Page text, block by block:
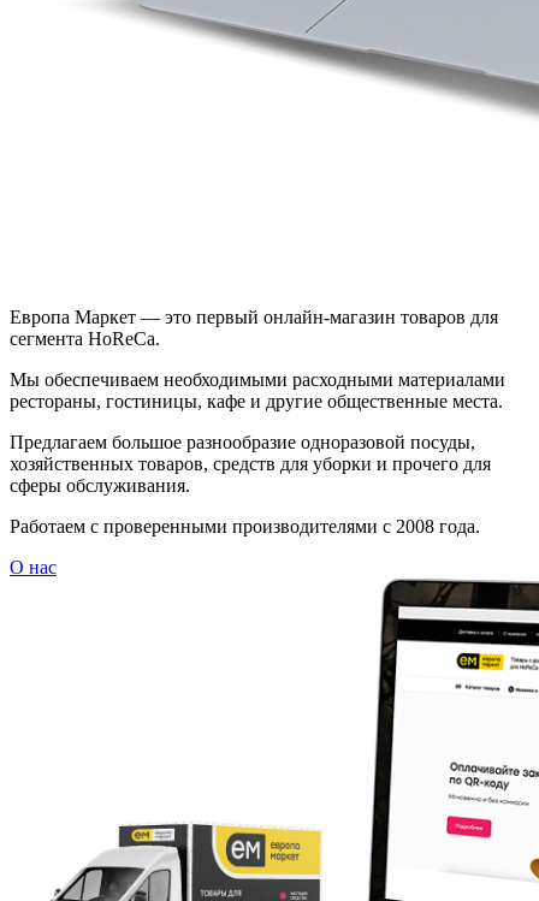
Европа Маркет — это первый онлайн-магазин товаров для
сегмента HoReCa.
Мы обеспечиваем необходимыми расходными материалами
рестораны, гостиницы, кафе и другие общественные места.
Предлагаем большое разнообразие одноразовой посуды,
хозяйственных товаров, средств для уборки и прочего для
сферы обслуживания.
Работаем с проверенными производителями с 2008 года.
О нас